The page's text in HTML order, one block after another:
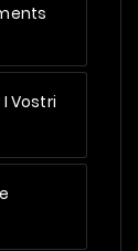
Vostri